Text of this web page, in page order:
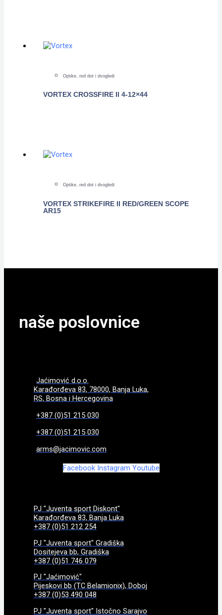
Optike, red dot i dvogledi
VORTEX CROSSFIRE II 4-12×44
Optike, red dot i dvogledi
VORTEX STRIKEFIRE II RED/GREEN SCOPE
AR15
naše poslovnice
Jaćimović d.o.o.
Karađorđeva 83, 78000, Banja Luka,
RS, Bosna i Hercegovina
+387 (0)51 215 030
+387 (0)51 215 030
arms@jacimovic.com
Facebook Instagram Youtube
PJ "Juventa sport Diskont"
Karađorđeva 83, Banja Luka
+387 (0)51 212 254
PJ "Juventa sport" Gradiška
Dositejeva bb, Gradiška
+387 (0)51 746 079
PJ "Jaćimović"
Pijeskovi bb (TC Belamionix), Doboj
+387 (0)53 490 048
PJ "Juventa sport" Istočno Sarajvo